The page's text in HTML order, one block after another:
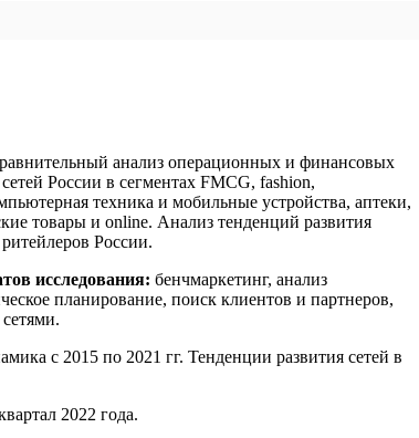
анализ операционных и финансовых
России в сегментах FMCG, fashion,
техника и мобильные устройства, аптеки,
товары и online. Анализ тенденций развития
России.
исследования: бенчмаркетинг, анализ
планирование, поиск клиентов и партнеров,
с 2015 по 2021 гг. Тенденции развития сетей в
2022 года.